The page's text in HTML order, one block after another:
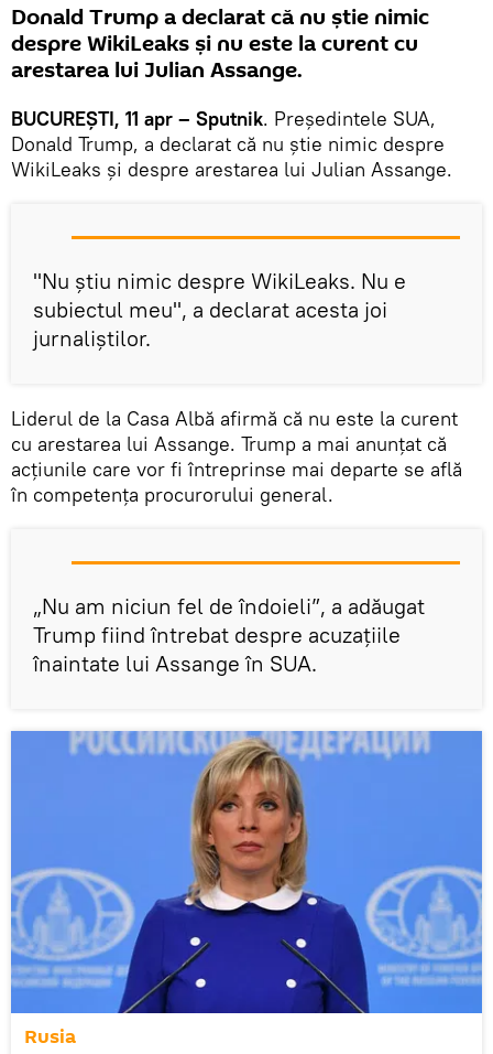
Donald Trump a declarat că nu știe nimic
despre WikiLeaks și nu este la curent cu
arestarea lui Julian Assange.
BUCUREȘTI, 11 apr – Sputnik. Președintele SUA,
Donald Trump, a declarat că nu știe nimic despre
WikiLeaks și despre arestarea lui Julian Assange.
"Nu știu nimic despre WikiLeaks. Nu e
subiectul meu", a declarat acesta joi
jurnaliștilor.
Liderul de la Casa Albă afirmă că nu este la curent
cu arestarea lui Assange. Trump a mai anunțat că
acțiunile care vor fi întreprinse mai departe se află
în competența procurorului general.
„Nu am niciun fel de îndoieli”, a adăugat
Trump fiind întrebat despre acuzațiile
înaintate lui Assange în SUA.
Rusia